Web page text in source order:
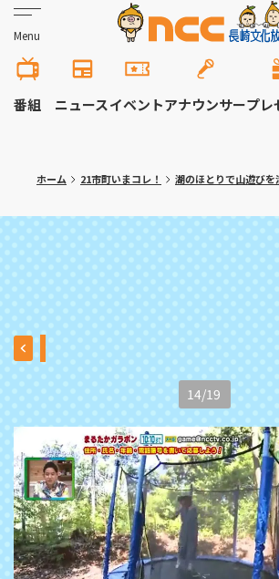
Menu
番組 ニュースイベントアナウンサープレ
ホーム 21市町いまコレ！ 湖のほとりで山遊びを満喫
14/19